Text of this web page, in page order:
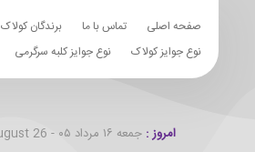
صفحه اصلی تماس با ما برندگان کولاک
نوع جوایز کولاک
نوع جوایز کلبه سرگرمی
امروز :جمعه ۱۶ مرداد ۰۵ - Friday 7th August 26